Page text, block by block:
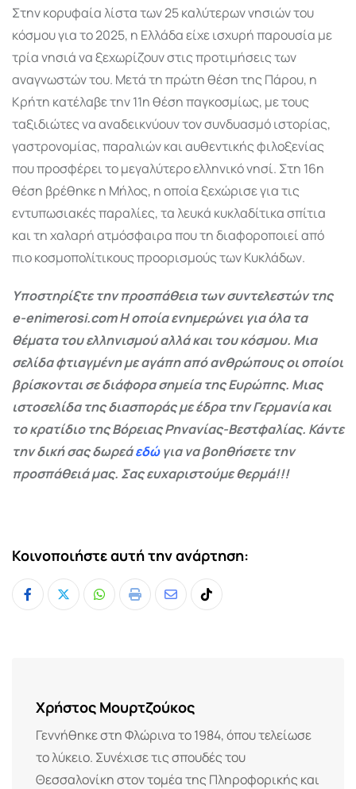
Στην κορυφαία λίστα των 25 καλύτερων νησιών του
κόσμου για το 2025, η Ελλάδα είχε ισχυρή παρουσία με
τρία νησιά να ξεχωρίζουν στις προτιμήσεις των
αναγνωστών του. Μετά τη πρώτη θέση της Πάρου, η
Κρήτη κατέλαβε την 11η θέση παγκοσμίως, με τους
ταξιδιώτες να αναδεικνύουν τον συνδυασμό ιστορίας,
γαστρονομίας, παραλιών και αυθεντικής φιλοξενίας
που προσφέρει το μεγαλύτερο ελληνικό νησί. Στη 16η
θέση βρέθηκε η Μήλος, η οποία ξεχώρισε για τις
εντυπωσιακές παραλίες, τα λευκά κυκλαδίτικα σπίτια
και τη χαλαρή ατμόσφαιρα που τη διαφοροποιεί από
πιο κοσμοπολίτικους προορισμούς των Κυκλάδων.
Υποστηρίξτε την προσπάθεια των συντελεστών της
e-enimerosi.com Η οποία ενημερώνει για όλα τα
θέματα του ελληνισμού αλλά και του κόσμου. Μια
σελίδα φτιαγμένη με αγάπη από ανθρώπους οι οποίοι
βρίσκονται σε διάφορα σημεία της Ευρώπης. Μιας
ιστοσελίδα της διασποράς με έδρα την Γερμανία και
το κρατίδιο της Βόρειας Ρηνανίας-Βεστφαλίας. Κάντε
την δική σας δωρεάεδώγια να βοηθήσετε την
προσπάθειά μας. Σας ευχαριστούμε θερμά!!!
Κοινοποιήστε αυτή την ανάρτηση:
Whatsapp
Print
ShareTiktok
Χρήστος Μουρτζούκος
Γεννήθηκε στη Φλώρινα το 1984, όπου τελείωσε
το λύκειο. Συνέχισε τις σπουδές του
Θεσσαλονίκη στον τομέα της Πληροφορικής και